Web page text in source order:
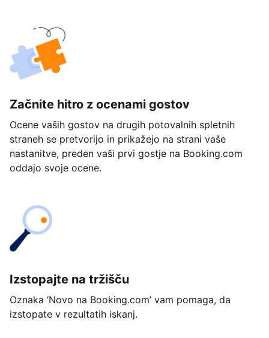
Začnite hitro z ocenami gostov
Ocene vaših gostov na drugih potovalnih spletnih
straneh se pretvorijo in prikažejo na strani vaše
nastanitve, preden vaši prvi gostje na Booking.com
oddajo svoje ocene.
Izstopajte na tržišču
Oznaka ‘Novo na Booking.com’ vam pomaga, da
izstopate v rezultatih iskanj.